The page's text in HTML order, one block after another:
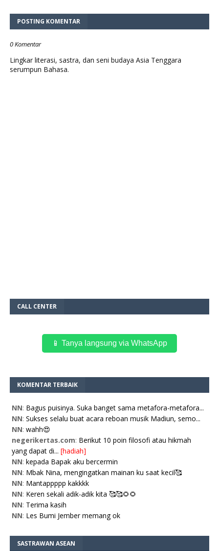
POSTING KOMENTAR
0 Komentar
Lingkar literasi, sastra, dan seni budaya Asia Tenggara
serumpun Bahasa.
CALL CENTER
📱 Tanya langsung via WhatsApp
KOMENTAR TERBAIK
NN: Bagus puisinya. Suka banget sama metafora-metafora...
NN: Sukses selalu buat acara reboan musik Madiun, semo...
NN: wahh😍
negerikertas.com: Berikut 10 poin filosofi atau hikmah
yang dapat di... [hadiah]
NN: kepada Bapak aku bercermin
NN: Mbak Nina, mengingatkan mainan ku saat kecil🥰
NN: Mantappppp kakkkk
NN: Keren sekali adik-adik kita 🥰🥰🌻🌻
NN: Terima kasih
NN: Les Bumi Jember memang ok
SASTRAWAN ASEAN